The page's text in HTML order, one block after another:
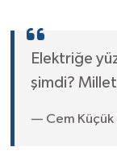
Elektriğe
şimdi? Millet
— Cem Küçük